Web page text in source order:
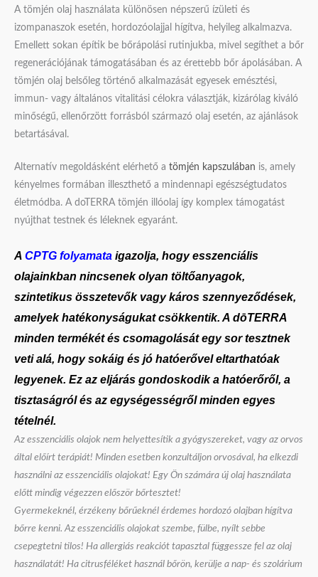
A tömjén olaj használata különösen népszerű ízületi és
izompanaszok esetén, hordozóolajjal hígítva, helyileg alkalmazva.
Emellett sokan építik be bőrápolási rutinjukba, mivel segíthet a bőr
regenerációjának támogatásában és az érettebb bőr ápolásában. A
tömjén olaj belsőleg történő alkalmazását egyesek emésztési,
immun- vagy általános vitalitási célokra választják, kizárólag kiváló
minőségű, ellenőrzött forrásból származó olaj esetén, az ajánlások
betartásával.
Alternatív megoldásként elérhető a tömjén kapszulában is, amely
kényelmes formában illeszthető a mindennapi egészségtudatos
életmódba. A doTERRA tömjén illóolaj így komplex támogatást
nyújthat testnek és léleknek egyaránt.
A CPTG folyamata igazolja, hogy esszenciális
olajainkban nincsenek olyan töltőanyagok,
szintetikus összetevők vagy káros szennyeződések,
amelyek hatékonyságukat csökkentik. A dōTERRA
minden termékét és csomagolását egy sor tesztnek
veti alá, hogy sokáig és jó hatóerővel eltarthatóak
legyenek. Ez az eljárás gondoskodik a hatóerőről, a
tisztaságról és az egységességről minden egyes
tételnél.
Az esszenciális olajok nem helyettesítik a gyógyszereket, vagy az orvos
által előírt terápiát! Minden esetben konzultáljon orvosával, ha elkezdi
használni az esszenciális olajokat! Egy Ön számára új olaj használata
előtt mindig végezzen először bőrtesztet!
Gyermekeknél, érzékeny bőrűeknél érdemes hordozó olajban hígítva
bőrre kenni. Az esszenciális olajokat szembe, fülbe, nyílt sebbe
csepegtetni tilos! Ha allergiás reakciót tapasztal függessze fel az olaj
használatát! Ha citrusféléket használ bőrön, kerülje a nap- és szolárium